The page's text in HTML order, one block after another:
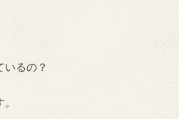
いるの？